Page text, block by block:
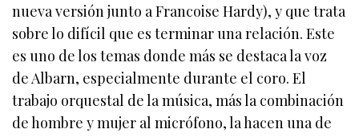
nueva versión junto a Francoise Hardy), y que trata
sobre lo difícil que es terminar una relación. Este
es uno de los temas donde más se destaca la voz
de Albarn, especialmente durante el coro. El
trabajo orquestal de la música, más la combinación
de hombre y mujer al micrófono, la hacen una de